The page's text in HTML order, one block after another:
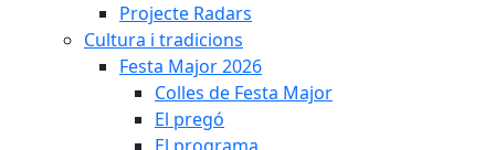
Projecte Radars
Cultura i tradicions
Festa Major 2026
Colles de Festa Major
El pregó